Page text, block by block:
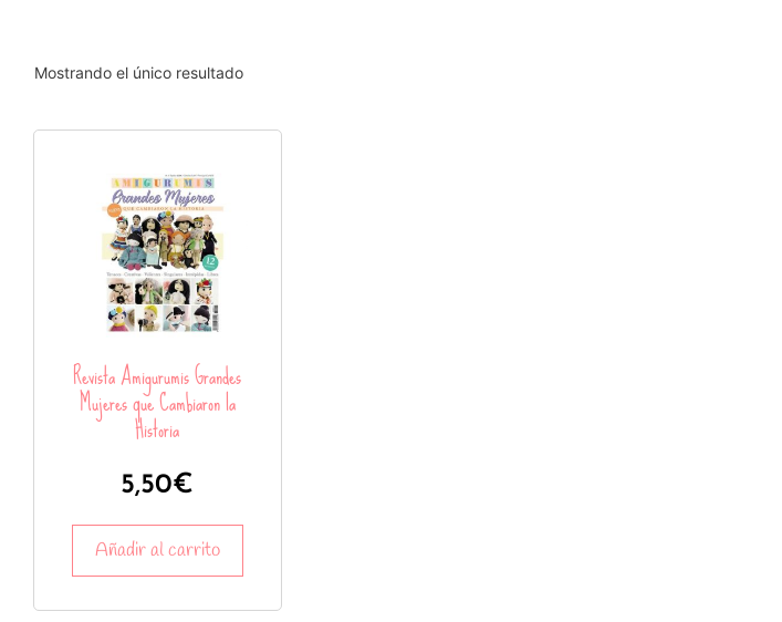
Mostrando el único resultado
Revista Amigurumis Grandes
Mujeres que Cambiaron la
Historia
5,50€
Añadir al carrito